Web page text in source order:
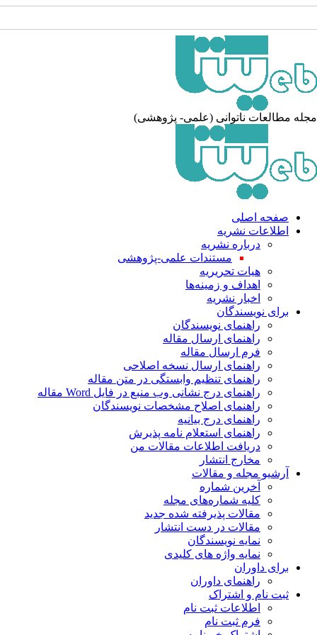
مطالعات ناتوانی (علمی- پژوهشی)
صفحه اصلی
اطلاعات نشریه
درباره نشریه
مستندات علمی-پژوهشی
هیات تحریریه
اهداف و زمینه‌ها
اخبار نشریه
برای نویسندگان
راهنمای نویسندگان
راهنمای ارسال مقاله
فرم ارسال مقاله
راهنمای ارسال نسخه اصلاحی
راهنمای تنظیم وابستگی در متن مقاله
راهنمای درج نشانی وب منبع در فایل Word مقاله
راهنمای اصلاح مشخصات نویسندگان
راهنمای درج بیانیه
راهنمای استعلام نامه پذیرش
دریافت اطلاعات مقالات من
مخارج انتشار
آرشیو مجله و مقالات
آخرین شماره
کلیه شماره‌های مجله
مقالات پذیرفته شده جدید
مقالات در دست انتشار
نمایه نویسندگان
نمایه واژه های کلیدی
برای داوران
راهنمای داوران
ثبت نام و اشتراک
اطلاعات ثبت نام
فرم ثبت نام